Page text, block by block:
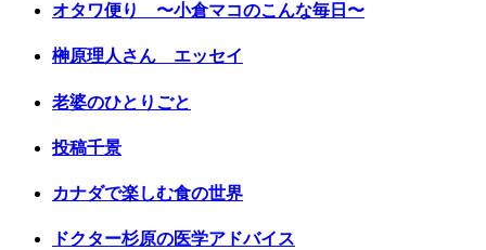
オタワ便り 〜小倉マコのこんな毎日〜
榊原理人さん エッセイ
老婆のひとりごと
投稿千景
カナダで楽しむ食の世界
ドクター杉原の医学アドバイス